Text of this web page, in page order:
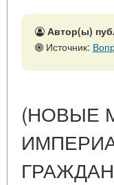
Автор(ы)
Источник:
(НОВЫЕ